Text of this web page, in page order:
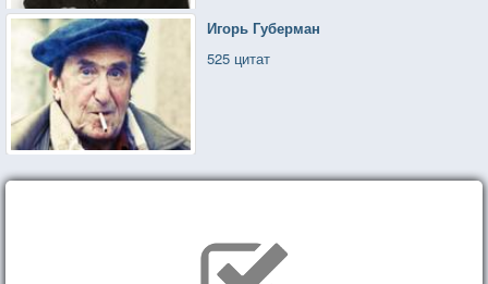
Игорь Губерман
525 цитат